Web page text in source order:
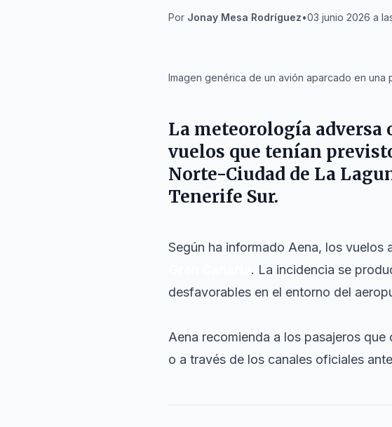
Por Jonay Mesa Rodríguez•03 junio 2026 a
Imagen genérica de un avión aparcado en una
La meteorología adversa
vuelos que tenían
Norte-Ciudad de La
Tenerife Sur.
Según ha informado Aena, los vuelos
. La incidencia se
desfavorables en el entorno del
Aena recomienda a los pasajeros
o a través de los canales oficiales